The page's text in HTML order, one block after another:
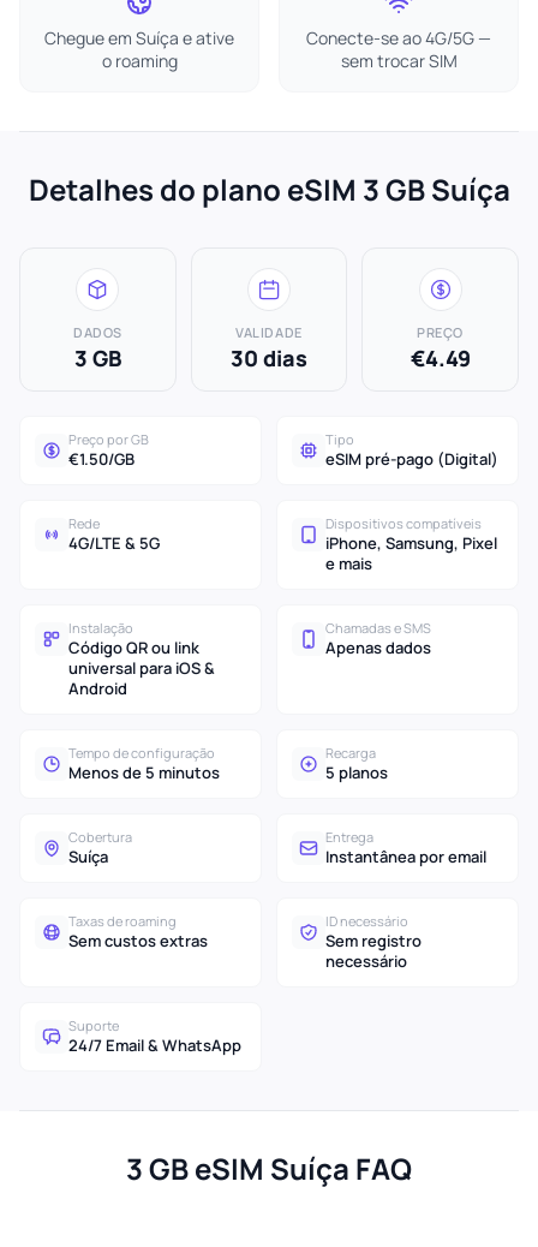
Chegue em Suíça e ative
o roaming
Conecte-se ao 4G/5G —
sem trocar SIM
Detalhes do plano eSIM 3 GB Suíça
DADOS
3 GB
VALIDADE
30 dias
PREÇO
€4.49
Preço por GB
€1.50/GB
Tipo
eSIM pré-pago (Digital)
Rede
4G/LTE & 5G
Dispositivos compatíveis
iPhone, Samsung, Pixel
e mais
Instalação
Código QR ou link
universal para iOS &
Android
Chamadas e SMS
Apenas dados
Tempo de configuração
Menos de 5 minutos
Recarga
5 planos
Cobertura
Suíça
Entrega
Instantânea por email
Taxas de roaming
Sem custos extras
ID necessário
Sem registro
necessário
Suporte
24/7 Email & WhatsApp
3 GB eSIM Suíça FAQ